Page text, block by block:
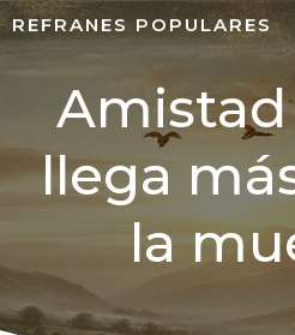
REFRANES POPULARES
llega
la